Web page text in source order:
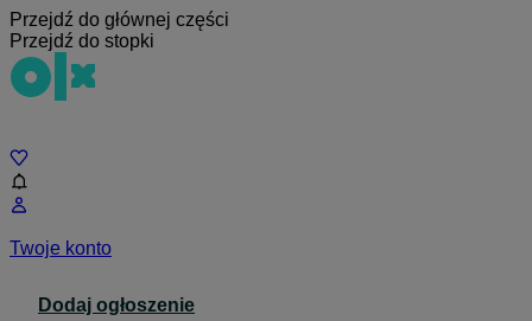
Przejdź do głównej części
Przejdź do stopki
Twoje konto
Dodaj ogłoszenie